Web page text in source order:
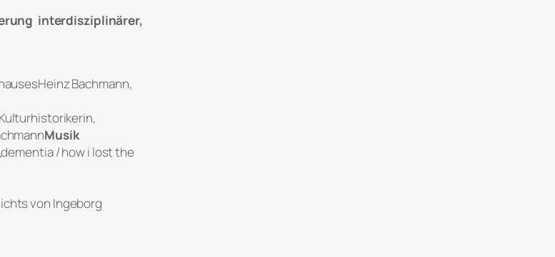
interdisziplinärer,
Bachmann,
Musik
/ how i lost the
von Ingeborg